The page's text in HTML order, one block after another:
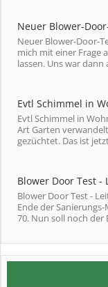
Neuer Blower-
Neuer Blower-Door-
mich mit einer Frage
lassen. Uns war dann
Evtl Schimmel in
Evtl Schimmel in
Art Garten
gezüchtet. Das ist
Blower Door Test
Blower Door Test -
Ende der
70. Nun soll noch der